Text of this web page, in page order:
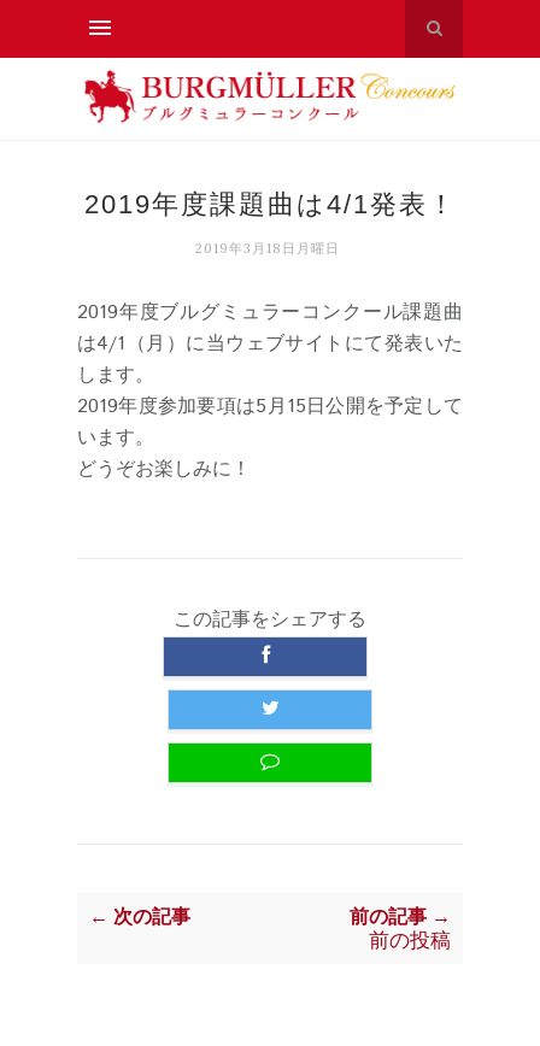
2019年度課題曲は4/1発表！
2019年3月18日月曜日
2019年度ブルグミュラーコンクール課題曲
は4/1（月）に当ウェブサイトにて発表いた
します。
2019年度参加要項は5月15日公開を予定して
います。
どうぞお楽しみに！
この記事をシェアする
← 次の記事 前の記事 →
前の投稿